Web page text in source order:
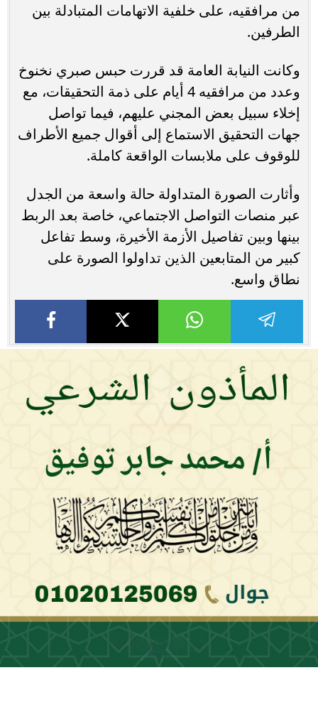
من مرافقيه، على خلفية الاتهامات المتبادلة بين
الطرفين.
وكانت النيابة العامة قد قررت حبس صبري نخنوخ
وعدد من مرافقيه 4 أيام على ذمة التحقيقات، مع
إخلاء سبيل بعض المجني عليهم، فيما تواصل
جهات التحقيق الاستماع إلى أقوال جميع الأطراف
للوقوف على ملابسات الواقعة كاملة.
وأثارت الصورة المتداولة حالة واسعة من الجدل
عبر منصات التواصل الاجتماعي، خاصة بعد الربط
بينها وبين تفاصيل الأزمة الأخيرة، وسط تفاعل
كبير من المتابعين الذين تداولوا الصورة على
نطاق واسع.